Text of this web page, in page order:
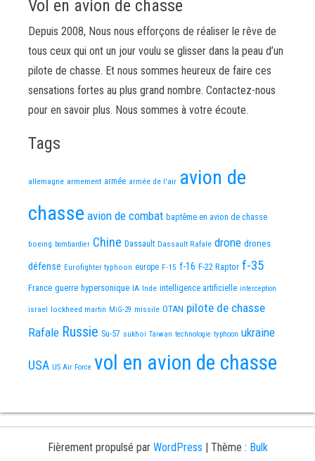
Vol en avion de chasse
Depuis 2008, Nous nous efforçons de réaliser le rêve de
tous ceux qui ont un jour voulu se glisser dans la peau d’un
pilote de chasse. Et nous sommes heureux de faire ces
sensations fortes au plus grand nombre. Contactez-nous
pour en savoir plus. Nous sommes à votre écoute.
Tags
allemagne armement armée armée de l'air avion de
chasse avion de combat baptême en avion de chasse
boeing bombardier Chine Dassault Dassault Rafale drone drones
défense Eurofighter typhoon europe F-15 f-16 F-22 Raptor f-35
France guerre hypersonique IA Inde intelligence artificielle interception
israel lockheed martin MiG-29 missile OTAN pilote de chasse
Rafale Russie Su-57 sukhoi Taiwan technologie typhoon ukraine
USA US Air Force vol en avion de chasse
Fièrement propulsé par WordPress Thème : Bulk